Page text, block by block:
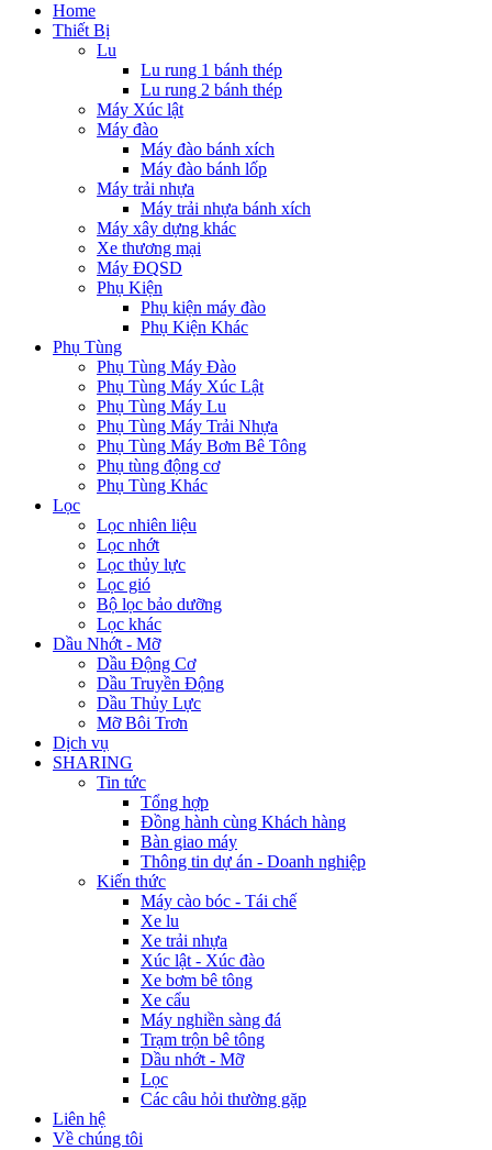
Home
Thiết Bị
Lu
Lu rung 1 bánh thép
Lu rung 2 bánh thép
Máy Xúc lật
Máy đào
Máy đào bánh xích
Máy đào bánh lốp
Máy trải nhựa
Máy trải nhựa bánh xích
Máy xây dựng khác
Xe thương mại
Máy ĐQSD
Phụ Kiện
Phụ kiện máy đào
Phụ Kiện Khác
Phụ Tùng
Phụ Tùng Máy Đào
Phụ Tùng Máy Xúc Lật
Phụ Tùng Máy Lu
Phụ Tùng Máy Trải Nhựa
Phụ Tùng Máy Bơm Bê Tông
Phụ tùng động cơ
Phụ Tùng Khác
Lọc
Lọc nhiên liệu
Lọc nhớt
Lọc thủy lực
Lọc gió
Bộ lọc bảo dưỡng
Lọc khác
Dầu Nhớt - Mỡ
Dầu Động Cơ
Dầu Truyền Động
Dầu Thủy Lực
Mỡ Bôi Trơn
Dịch vụ
SHARING
Tin tức
Tổng hợp
Đồng hành cùng Khách hàng
Bàn giao máy
Thông tin dự án - Doanh nghiệp
Kiến thức
Máy cào bóc - Tái chế
Xe lu
Xe trải nhựa
Xúc lật - Xúc đào
Xe bơm bê tông
Xe cẩu
Máy nghiền sàng đá
Trạm trộn bê tông
Dầu nhớt - Mỡ
Lọc
Các câu hỏi thường gặp
Liên hệ
Về chúng tôi